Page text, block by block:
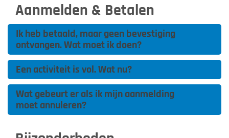
Aanmelden & Betalen
Ik heb betaald, maar geen bevestiging
ontvangen. Wat moet ik doen?
Een activiteit is vol. Wat nu?
Wat gebeurt er als ik mijn aanmelding
moet annuleren?